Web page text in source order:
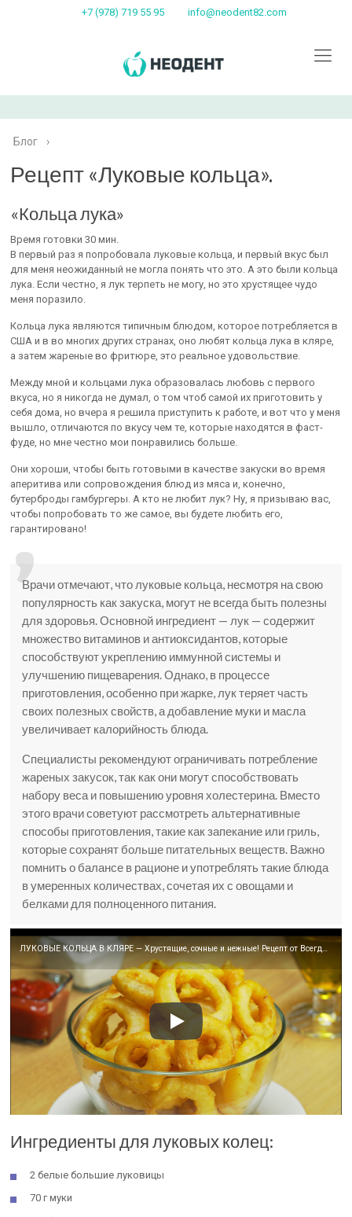
+7 (978) 719 55 95 info@neodent82.com
Блог ›
Рецепт «Луковые кольца».
«Кольца лука»
Время готовки 30 мин.
В первый раз я попробовала луковые кольца, и первый вкус был
для меня неожиданный не могла понять что это. А это были кольца
лука. Если честно, я лук терпеть не могу, но это хрустящее чудо
меня поразило.
Кольца лука являются типичным блюдом, которое потребляется в
США и ​​в во многих других странах, оно любят кольца лука в кляре,
а затем жареные во фритюре, это реальное удовольствие.
Между мной и кольцами лука образовалась любовь с первого
вкуса, но я никогда не думал, о том чтоб самой их приготовить у
себя дома, но вчера я решила приступить к работе, и вот что у меня
вышло, отличаются по вкусу чем те, которые находятся в фаст-
фуде, но мне честно мои понравились больше.
Они хороши, чтобы быть готовыми в качестве закуски во время
аперитива или сопровождения блюд из мяса и, конечно,
бутерброды гамбургеры. А кто не любит лук? Ну, я призываю вас,
чтобы попробовать то же самое, вы будете любить его,
гарантировано!
Врачи отмечают, что луковые кольца, несмотря на свою
популярность как закуска, могут не всегда быть полезны
для здоровья. Основной ингредиент — лук — содержит
множество витаминов и антиоксидантов, которые
способствуют укреплению иммунной системы и
улучшению пищеварения. Однако, в процессе
приготовления, особенно при жарке, лук теряет часть
своих полезных свойств, а добавление муки и масла
увеличивает калорийность блюда.
Специалисты рекомендуют ограничивать потребление
жареных закусок, так как они могут способствовать
набору веса и повышению уровня холестерина. Вместо
этого врачи советуют рассмотреть альтернативные
способы приготовления, такие как запекание или гриль,
которые сохранят больше питательных веществ. Важно
помнить о балансе в рационе и употреблять такие блюда
в умеренных количествах, сочетая их с овощами и
белками для полноценного питания.
ЛУКОВЫЕ КОЛЬЦА В КЛЯРЕ — Хрустящие, сочные и нежные! Рецепт от Всегда Вкусно!
Ингредиенты для луковых колец:
2 белые большие луковицы
70 г муки